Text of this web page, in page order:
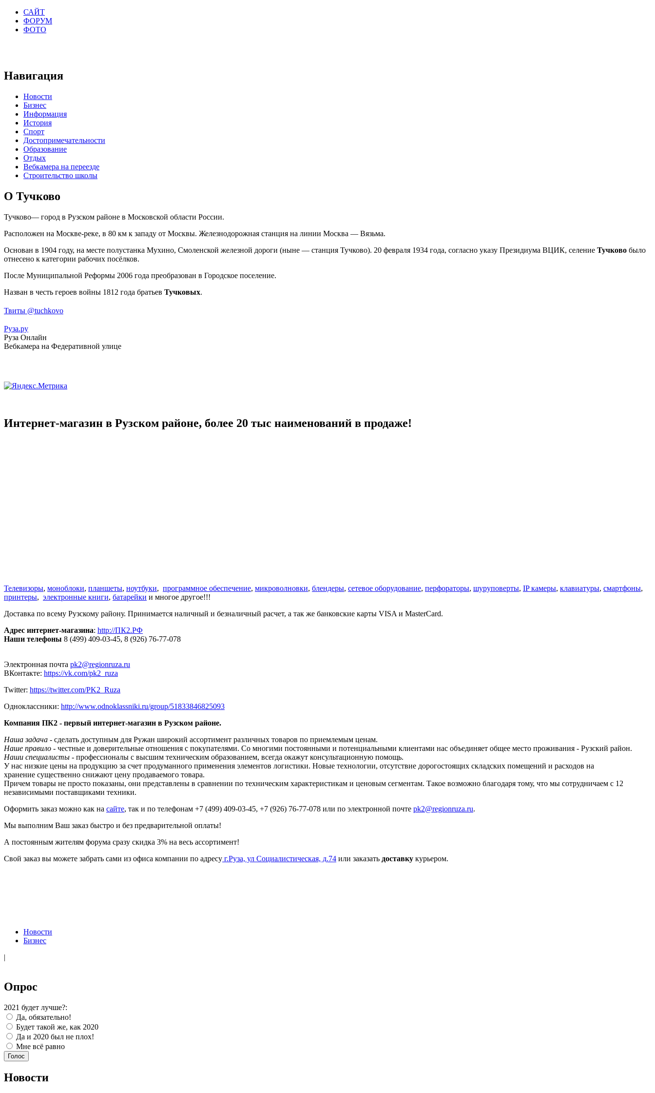
САЙТ
ФОРУМ
ФОТО
Навигация
Новости
Бизнес
Информация
История
Спорт
Достопримечательности
Образование
Отдых
Вебкамера на переезде
Строительство школы
О Тучково
Тучково— город в Рузском районе в Московской области России.
Расположен на Москве-реке, в 80 км к западу от Москвы. Железнодорожная станция на линии Москва — Вязьма.
Основан в 1904 году, на месте полустанка Мухино, Смоленской железной дороги (ныне — станция Тучково). 20 февраля 1934 года, согласно указу Президиума ВЦИК, селение Тучково было
отнесено к категории рабочих посёлков.
После Муниципальной Реформы 2006 года преобразован в Городское поселение.
Назван в честь героев войны 1812 года братьев Тучковых.
Твиты @tuchkovo
Руза.ру
Руза Онлайн
Вебкамера на Федеративной улице
Интернет-магазин в Рузском районе, более 20 тыс наименований в продаже!
Телевизоры, моноблоки, планшеты, ноутбуки, программное обеспечение, микроволновки, блендеры, сетевое оборудование, перфораторы, шуруповерты, IP камеры, клавиатуры, смартфоны,
принтеры, электронные книги, батарейки и многое другое!!!
Доставка по всему Рузскому району. Принимается наличный и безналичный расчет, а так же банковские карты VISA и MasterCard.
Адрес интернет-магазина: http://ПК2.РФ
Наши телефоны 8 (499) 409-03-45, 8 (926) 76-77-078
Электронная почта pk2@regionruza.ru
ВКонтакте: https://vk.com/pk2_ruza
Twitter: https://twitter.com/PK2_Ruza
Одноклассники: http://www.odnoklassniki.ru/group/51833846825093
Компания ПК2 - первый интернет-магазин в Рузском районе.
Наша задача - сделать доступным для Ружан широкий ассортимент различных товаров по приемлемым ценам.
Наше правило - честные и доверительные отношения с покупателями. Со многими постоянными и потенциальными клиентами нас объединяет общее место проживания - Рузский район.
Наши специалисты - профессионалы с высшим техническим образованием, всегда окажут консультационную помощь.
У нас низкие цены на продукцию за счет продуманного применения элементов логистики. Новые технологии, отсутствие дорогостоящих складских помещений и расходов на
хранение существенно снижают цену продаваемого товара.
Причем товары не просто показаны, они представлены в сравнении по техническим характеристикам и ценовым сегментам. Такое возможно благодаря тому, что мы сотрудничаем с 12
независимыми поставщиками техники.
Оформить заказ можно как на сайте, так и по телефонам +7 (499) 409-03-45, +7 (926) 76-77-078 или по электронной почте pk2@regionruza.ru.
Мы выполним Ваш заказ быстро и без предварительной оплаты!
А постоянным жителям форума сразу скидка 3% на весь ассортимент!
Свой заказ вы можете забрать сами из офиса компании по адресу г.Руза, ул Социалистическая, д.74 или заказать доставку курьером.
Новости
Бизнес
|
Опрос
2021 будет лучше?:
Да, обязательно!
Будет такой же, как 2020
Да и 2020 был не плох!
Мне всё равно
Новости